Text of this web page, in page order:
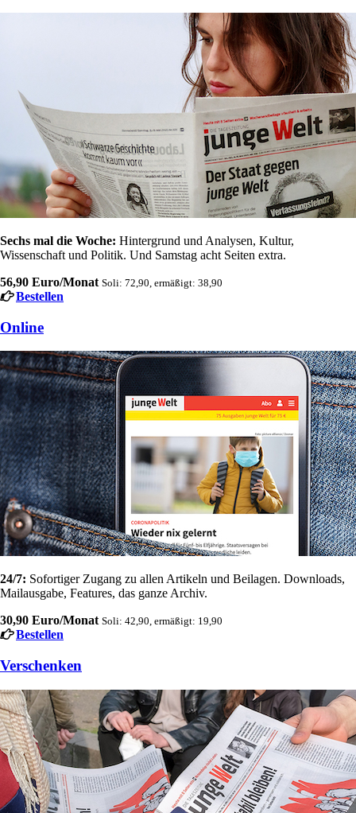
Sechs mal die Woche: Hintergrund und Analysen, Kultur,
Wissenschaft und Politik. Und Samstag acht Seiten extra.
56,90 Euro/Monat Soli: 72,90, ermäßigt: 38,90
Bestellen
Online
24/7: Sofortiger Zugang zu allen Artikeln und Beilagen. Downloads,
Mailausgabe, Features, das ganze Archiv.
30,90 Euro/Monat Soli: 42,90, ermäßigt: 19,90
Bestellen
Verschenken